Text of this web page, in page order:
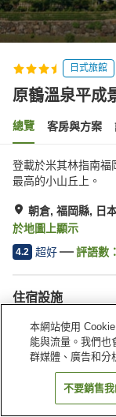
日式旅館
原鶴溫泉平成
總覽 客房與方案
登載於米其林指南福
最高的小山丘上。
朝倉, 福岡縣, 日
於地圖上顯示
4.2 超好 評語數：
住宿設施
停車場
Spa／美容沙龍
本網站使用
能與流量。我們也
群媒體、廣告和分
不要銷售